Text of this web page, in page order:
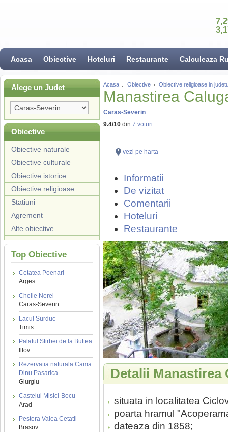
Acasa Obiective Hoteluri Restaurante Calculeaza
Alege un Judet
Obiective
Obiective naturale
Obiective culturale
Obiective istorice
Obiective religioase
Statiuni
Agrement
Alte obiective
Top Obiective
Cetatea Poenari
Arges
Cheile Nerei
Caras-Severin
Lacul Surduc
Timis
Palatul Stirbei de la Buftea
Ilfov
Rezervatia naturala Cama
Dinu Pasarica
Giurgiu
Castelul Misici-Bocu
Arad
Pestera Valea Cetatii
Brasov
Acasa Obiective Obiective religioase in
Manastirea
Caras-Severin
9.4/10 din 7 voturi
vezi pe harta
Informatii
De vizitat
Comentarii
Hoteluri
Restaurante
Detalii Manastirea
situata in localitatea
poarta hramul
dateaza din 1858;